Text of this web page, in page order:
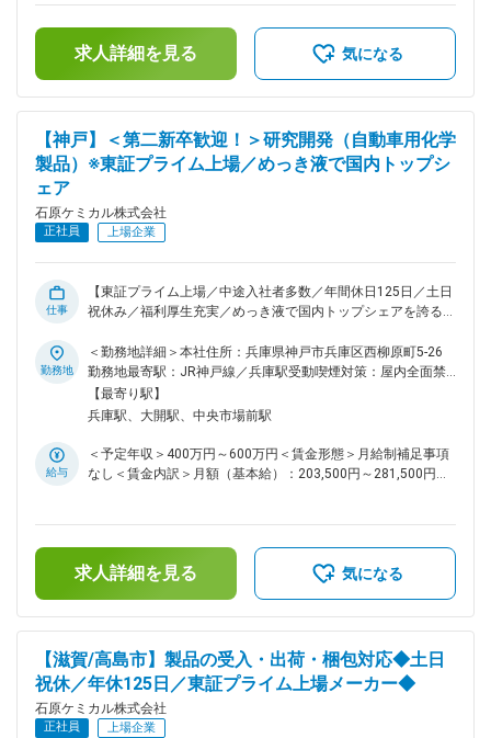
業収益の向上をお手伝いする整備用ケミカル製品、ボディショ
ップで使用されるＦＭＣコンパウンドやチッピングコート等補
修用ケミカル製品、各種工場で使用される環境に優しい洗浄剤
等、プロユース製品を幅広く展開し、その品質は多くのユーザ
間休日125日／完全週休2日制 とメリハリを付けながら働くこ
とができます。 ・中途入社の方は全社員の56％と多く、プロ
パーとの差等は一切ありません。社内のコミュニケーションも
良好で、非常にアットホームな雰囲気です。 ■入社後の流れ：
す。一から丁寧に教えますので、業界未経験の方もご安心くだ
さい。中途入社でご入社された方も多く、風通しがよい組織で
す。 ■当社の特徴： 当社は、電子関連分野、自動車用品分
野、鉄鋼・化学を中心とする工業薬品の3つの分野で金属表面
処理剤、電子材料及び機器、自動車用化学製品、工業薬品の四
つの事業をバランスよく展開、全天候型経営を強化中です。絶
開発を経営理念とし、「表面の技術を創造する」をテーマに高
性能で高品質な製品を市場に送り出し高い信頼性を追求、更に
既成概念に囚われず新しい角度から製品開発、技術開発に全力
361,500円（一律手当を含む）＜昇給有無＞有＜残業手当＞有
＜給与補足＞■昇給：年1回（4月）■賞与：年2回（6月、12
月）※賞与の係数は業績変動あり賃金はあくまでも目安の金額
は固定手当を含めた表記です。
求人詳細を見る 気になる
【神戸】＜第二新卒歓迎！＞研究開発（自動車用化学
製品）※東証プライム上場／めっき液で国内トップシ
ェア
石原ケミカル株式会社
正社員 上場企業
仕事
【東証プライム上場／中途入社者多数／年間休日125日／土日
祝休み／福利厚生充実／めっき液で国内トップシェアを誇る化
です。めっき液や自動車用化学製品といったニッチ市場におい
て高い占有率があり、めっき液では国内トップシェアを誇りま
す。同社の研究職として、洗浄剤、コーティング剤、補修用研
磨剤、整備用塗料などの自動車用化学製品の開発をお任せいた
・既存製品の性能改良及び品質改良 ・配合設計および試作評
価 ・市場ニーズやトレンドを踏まえた新技術開発 など ■取
発、販売しています。現在は、ガソリンスタンドで使用される
洗車機用洗剤、自動車整備工場で車検整備や作業収益の向上を
お手伝いする整備用ケミカル製品、ボディショップで使用され
るＦＭＣコンパウンドやチッピングコート等補修用ケミカル製
製品を幅広く展開し、その品質は多くのユーザーから厚い信頼
を得ています。 ■働き方・社風の特徴： ・年間休日125日／完
全週休2日制 とメリハリを付けながら働くことができます。
・中途入社の方は全社員の56％と多く、プロパーとの差等は
一切ありません。社内のコミュニケーションも良好で、非常に
アットホームな雰囲気です。 ■入社後の流れ： 入社後は先輩
勤務地
＜勤務地詳細＞本社住所：兵庫県神戸市兵庫区西柳原町5-26
勤務地最寄駅：JR神戸線／兵庫駅受動喫煙対策：屋内全面禁
煙変更の範囲：会社の定める事業所
【最寄り駅】
兵庫駅、大開駅、中央市場前駅
給与
＜予定年収＞400万円～600万円＜賃金形態＞月給制補足事項
なし＜賃金内訳＞月額（基本給）：203,500円～281,500円そ
343,500円（一律手当を含む）＜昇給有無＞有＜残業手当＞有
＜給与補足＞■昇給：年1回（4月）■賞与：年2回（6月、12
月）※賞与の係数は業績変動あり賃金はあくまでも目安の金額
は固定手当を含めた表記です。
求人詳細を見る 気になる
【滋賀/高島市】製品の受入・出荷・梱包対応◆土日
祝休／年休125日／東証プライム上場メーカー◆
石原ケミカル株式会社
正社員 上場企業